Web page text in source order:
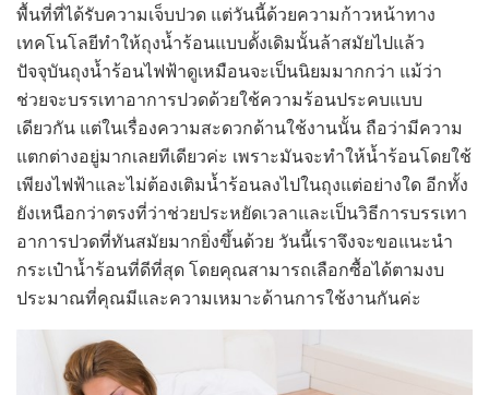
พื้นที่ที่ได้รับความเจ็บปวด แต่วันนี้ด้วยความก้าวหน้าทาง
เทคโนโลยีทำให้ถุงน้ำร้อนแบบดั้งเดิมนั้นล้าสมัยไปแล้ว
ปัจจุบันถุงน้ำร้อนไฟฟ้าดูเหมือนจะเป็นนิยมมากกว่า แม้ว่า
ช่วยจะบรรเทาอาการปวดด้วยใช้ความร้อนประคบแบบ
เดียวกัน แต่ในเรื่องความสะดวกด้านใช้งานนั้น ถือว่ามีความ
แตกต่างอยู่มากเลยทีเดียวค่ะ เพราะมันจะทำให้น้ำร้อนโดยใช้
เพียงไฟฟ้าและไม่ต้องเติมน้ำร้อนลงไปในถุงแต่อย่างใด อีกทั้ง
ยังเหนือกว่าตรงที่ว่าช่วยประหยัดเวลาและเป็นวิธีการบรรเทา
อาการปวดที่ทันสมัยมากยิ่งขึ้นด้วย วันนี้เราจึงจะขอแนะนำ
กระเป๋าน้ำร้อนที่ดีที่สุด โดยคุณสามารถเลือกซื้อได้ตามงบ
ประมาณที่คุณมีและความเหมาะด้านการใช้งานกันค่ะ